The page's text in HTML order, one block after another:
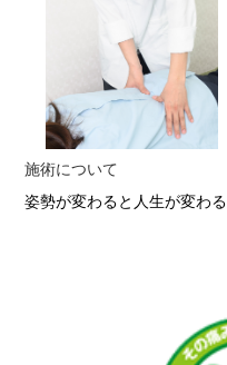
施術について
姿勢が変わると人生が変わる